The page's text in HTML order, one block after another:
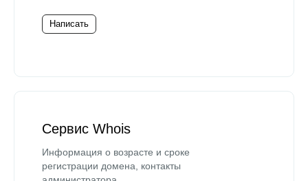
Написать
Сервис Whois
Информация о возрасте и сроке
регистрации домена, контакты